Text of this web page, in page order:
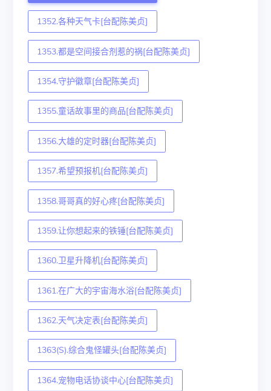
1352.各种天气卡[台配陈美贞]
1353.都是空间接合剂惹的祸[台配陈美贞]
1354.守护徽章[台配陈美贞]
1355.童话故事里的商品[台配陈美贞]
1356.大雄的定时器[台配陈美贞]
1357.希望预报机[台配陈美贞]
1358.哥哥真的好心疼[台配陈美贞]
1359.让你想起来的铁锤[台配陈美贞]
1360.卫星升降机[台配陈美贞]
1361.在广大的宇宙海水浴[台配陈美贞]
1362.天气决定表[台配陈美贞]
1363(S).综合鬼怪罐头[台配陈美贞]
1364.宠物电话协谈中心[台配陈美贞]